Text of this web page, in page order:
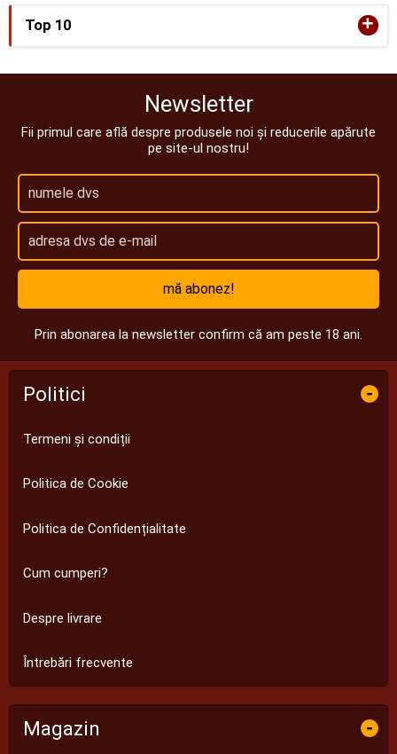
Top 10 +
Newsletter
Fii primul care află despre produsele noi și reducerile apărute
pe site-ul nostru!
mă abonez!
Prin abonarea la newsletter confirm că am peste 18 ani.
Politici -
Termeni și condiții
Politica de Cookie
Politica de Confidențialitate
Cum cumperi?
Despre livrare
Întrebări frecvente
Magazin -